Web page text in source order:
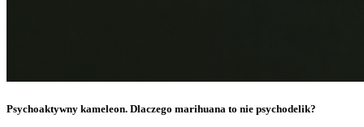
Psychoaktywny kameleon. Dlaczego marihuana to nie psychodelik?